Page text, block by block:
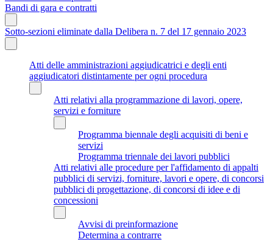
Bandi di gara e contratti
Sotto-sezioni eliminate dalla Delibera n. 7 del 17 gennaio 2023
Atti delle amministrazioni aggiudicatrici e degli enti
aggiudicatori distintamente per ogni procedura
Atti relativi alla programmazione di lavori, opere,
servizi e forniture
Programma biennale degli acquisiti di beni e
servizi
Programma triennale dei lavori pubblici
Atti relativi alle procedure per l'affidamento di appalti
pubblici di servizi, forniture, lavori e opere, di concorsi
pubblici di progettazione, di concorsi di idee e di
concessioni
Avvisi di preinformazione
Determina a contrarre